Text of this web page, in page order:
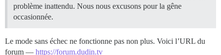
problème inattendu. Nous nous excusons pour la gêne
occasionnée.
Le mode sans échec ne fonctionne pas non plus. Voici l’URL du
forum — https://forum.dudin.tv